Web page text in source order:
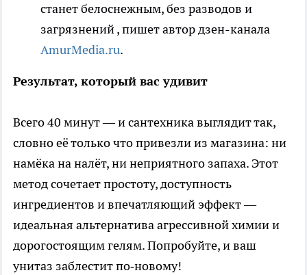
станет белоснежным, без разводов и
загрязнений, пишет автор дзен-канала
AmurMedia.ru.
Результат, который вас удивит
Всего 40 минут — и сантехника выглядит так,
словно её только что привезли из магазина: ни
намёка на налёт, ни неприятного запаха. Этот
метод сочетает простоту, доступность
ингредиентов и впечатляющий эффект —
идеальная альтернатива агрессивной химии и
дорогостоящим гелям. Попробуйте, и ваш
унитаз заблестит по‑новому!